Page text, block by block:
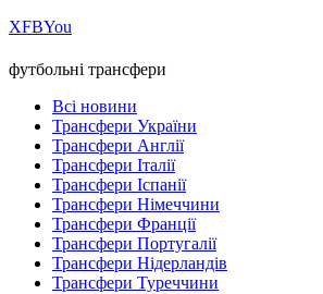
ХFBYou
футбольні трансфери
Всі новини
Трансфери України
Трансфери Англії
Трансфери Італії
Трансфери Іспанії
Трансфери Німеччини
Трансфери Франції
Трансфери Португалії
Трансфери Нідерландів
Трансфери Туреччини